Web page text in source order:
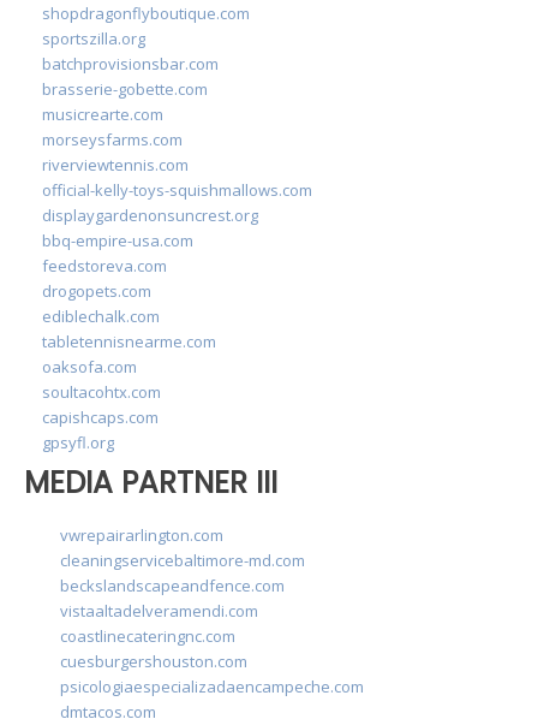
shopdragonflyboutique.com
sportszilla.org
batchprovisionsbar.com
brasserie-gobette.com
musicrearte.com
morseysfarms.com
riverviewtennis.com
official-kelly-toys-squishmallows.com
displaygardenonsuncrest.org
bbq-empire-usa.com
feedstoreva.com
drogopets.com
ediblechalk.com
tabletennisnearme.com
oaksofa.com
soultacohtx.com
capishcaps.com
gpsyfl.org
MEDIA PARTNER III
vwrepairarlington.com
cleaningservicebaltimore-md.com
beckslandscapeandfence.com
vistaaltadelveramendi.com
coastlinecateringnc.com
cuesburgershouston.com
psicologiaespecializadaencampeche.com
dmtacos.com